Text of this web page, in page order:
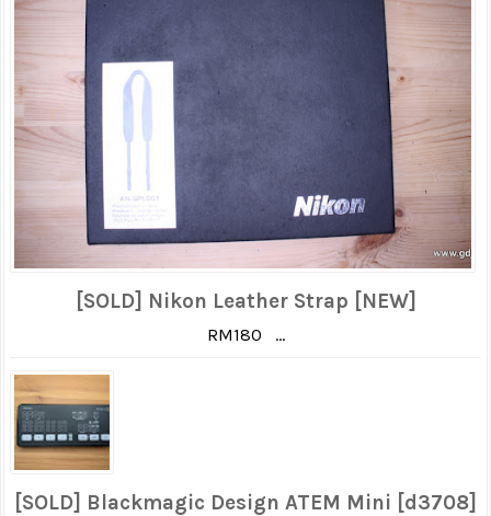
[SOLD] Nikon Leather Strap [NEW]
RM180 ...
[SOLD] Blackmagic Design ATEM Mini [d3708]